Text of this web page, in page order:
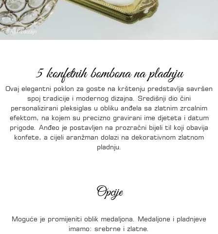
5 konfetnih bombona na pladnju
Ovaj elegantni poklon za goste na krštenju predstavlja savršen
spoj tradicije i modernog dizajna. Središnji dio čini
personalizirani pleksiglas u obliku anđela sa zlatnim zrcalnim
efektom, na kojem su precizno gravirani ime djeteta i datum
prigode. Anđeo je postavljen na prozračni bijeli til koji obavija
konfete, a cijeli aranžman dolazi na dekorativnom zlatnom
pladnju.
Opcije
Moguće je promijeniti oblik medaljona. Medaljone i pladnjeve
imamo: srebrne i zlatne.